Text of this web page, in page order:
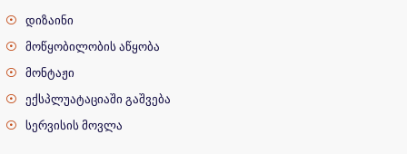
დიზაინი
მოწყობილობის აწყობა
მონტაჟი
ექსპლუატაციაში გაშვება
სერვისის მოვლა